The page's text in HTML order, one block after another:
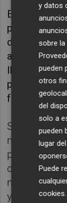
En octubre
primeras
a la época
llevada a
principios
fábrica de
Se
madera y
construido
mitad del
y revoltones
y datos
sobre la
pueden
otros
del
solo a
pueden
lugar
Puede
cookies